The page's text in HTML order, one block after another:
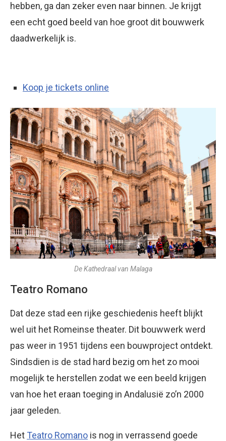
hebben, ga dan zeker even naar binnen. Je krijgt
een echt goed beeld van hoe groot dit bouwwerk
daadwerkelijk is.
Koop je tickets online
De Kathedraal van Malaga
Teatro Romano
Dat deze stad een rijke geschiedenis heeft blijkt
wel uit het Romeinse theater. Dit bouwwerk werd
pas weer in 1951 tijdens een bouwproject ontdekt.
Sindsdien is de stad hard bezig om het zo mooi
mogelijk te herstellen zodat we een beeld krijgen
van hoe het eraan toeging in Andalusië zo’n 2000
jaar geleden.
Het Teatro Romano is nog in verrassend goede